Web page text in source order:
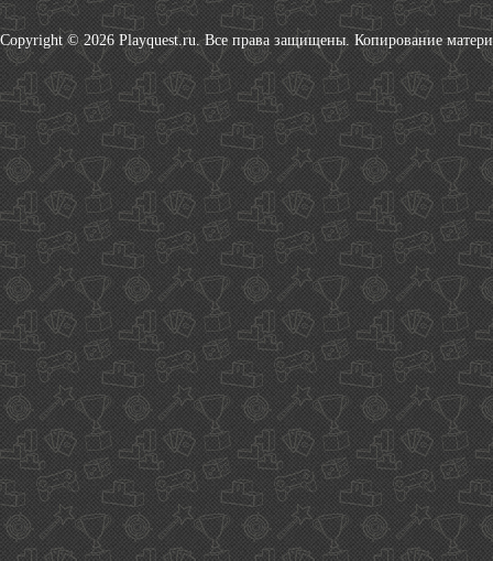
Copyright © 2026 Playquest.ru. Все права защищены. Копирование